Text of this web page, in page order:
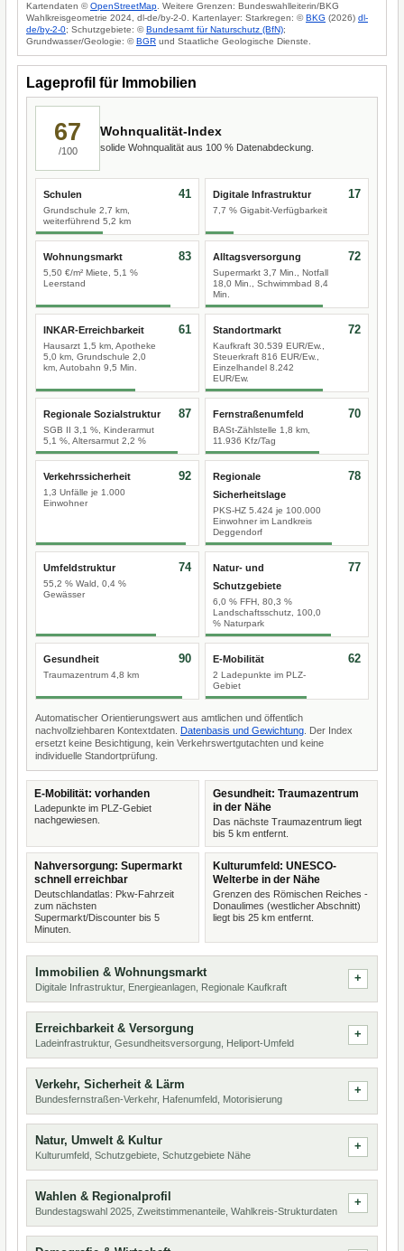
Kartendaten ©OpenStreetMap . Weitere Grenzen: Bundeswahlleiterin/BKG
Wahlkreisgeometrie 2024, dl-de/by-2-0. Kartenlayer: Starkregen: ©BKG (2026) dl-
de/by-2-0; Schutzgebiete: ©Bundesamt für Naturschutz (BfN);
Grundwasser/Geologie: ©BGR und Staatliche Geologische Dienste.
Lageprofil für Immobilien
67
/100
Wohnqualität-Index
solide Wohnqualität aus 100 % Datenabdeckung.
Schulen
Grundschule 2,7 km,
weiterführend 5,2 km
41 Digitale Infrastruktur
7,7 % Gigabit-Verfügbarkeit
17
Wohnungsmarkt
5,50 €/m² Miete, 5,1 %
Leerstand
83 Alltagsversorgung
Supermarkt 3,7 Min., Notfall
18,0 Min., Schwimmbad 8,4
Min.
72
INKAR-Erreichbarkeit
Hausarzt 1,5 km, Apotheke
5,0 km, Grundschule 2,0
km, Autobahn 9,5 Min.
61 Standortmarkt
Kaufkraft 30.539 EUR/Ew.,
Steuerkraft 816 EUR/Ew.,
Einzelhandel 8.242
EUR/Ew.
72
Regionale Sozialstruktur
SGB II 3,1 %, Kinderarmut
5,1 %, Altersarmut 2,2 %
87 Fernstraßenumfeld
BASt-Zählstelle 1,8 km,
11.936 Kfz/Tag
70
Verkehrssicherheit
1,3 Unfälle je 1.000
Einwohner
92
Regionale
Sicherheitslage
PKS-HZ 5.424 je 100.000
Einwohner im Landkreis
Deggendorf
78
Umfeldstruktur
55,2 % Wald, 0,4 %
Gewässer
74
Natur- und
Schutzgebiete
6,0 % FFH, 80,3 %
Landschaftsschutz, 100,0
% Naturpark
77
Gesundheit
Traumazentrum 4,8 km
90 E-Mobilität
2 Ladepunkte im PLZ-
Gebiet
62
Automatischer Orientierungswert aus amtlichen und öffentlich
nachvollziehbaren Kontextdaten. Datenbasis und Gewichtung . Der Index
ersetzt keine Besichtigung, kein Verkehrswertgutachten und keine
individuelle Standortprüfung.
E-Mobilität: vorhanden
Ladepunkte im PLZ-Gebiet
nachgewiesen.
Gesundheit: Traumazentrum
in der Nähe
Das nächste Traumazentrum liegt
bis 5 km entfernt.
Nahversorgung: Supermarkt
schnell erreichbar
Deutschlandatlas: Pkw-Fahrzeit
zum nächsten
Supermarkt/Discounter bis 5
Minuten.
Kulturumfeld: UNESCO-
Welterbe in der Nähe
Grenzen des Römischen Reiches -
Donaulimes (westlicher Abschnitt)
liegt bis 25 km entfernt.
Immobilien & Wohnungsmarkt
Digitale Infrastruktur, Energieanlagen, Regionale Kaufkraft
Erreichbarkeit & Versorgung
Ladeinfrastruktur, Gesundheitsversorgung, Heliport-Umfeld
Verkehr, Sicherheit & Lärm
Bundesfernstraßen-Verkehr, Hafenumfeld, Motorisierung
Natur, Umwelt & Kultur
Kulturumfeld, Schutzgebiete, Schutzgebiete Nähe
Wahlen & Regionalprofil
Bundestagswahl 2025, Zweitstimmenanteile, Wahlkreis-Strukturdaten